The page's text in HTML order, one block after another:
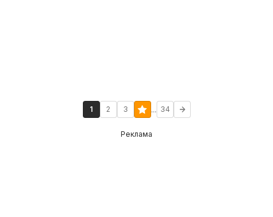
1 2 3 ... 34
Реклама